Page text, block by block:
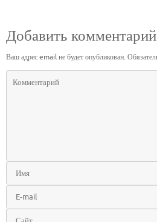
Добавить комментарий
Ваш адрес email не будет опубликован.